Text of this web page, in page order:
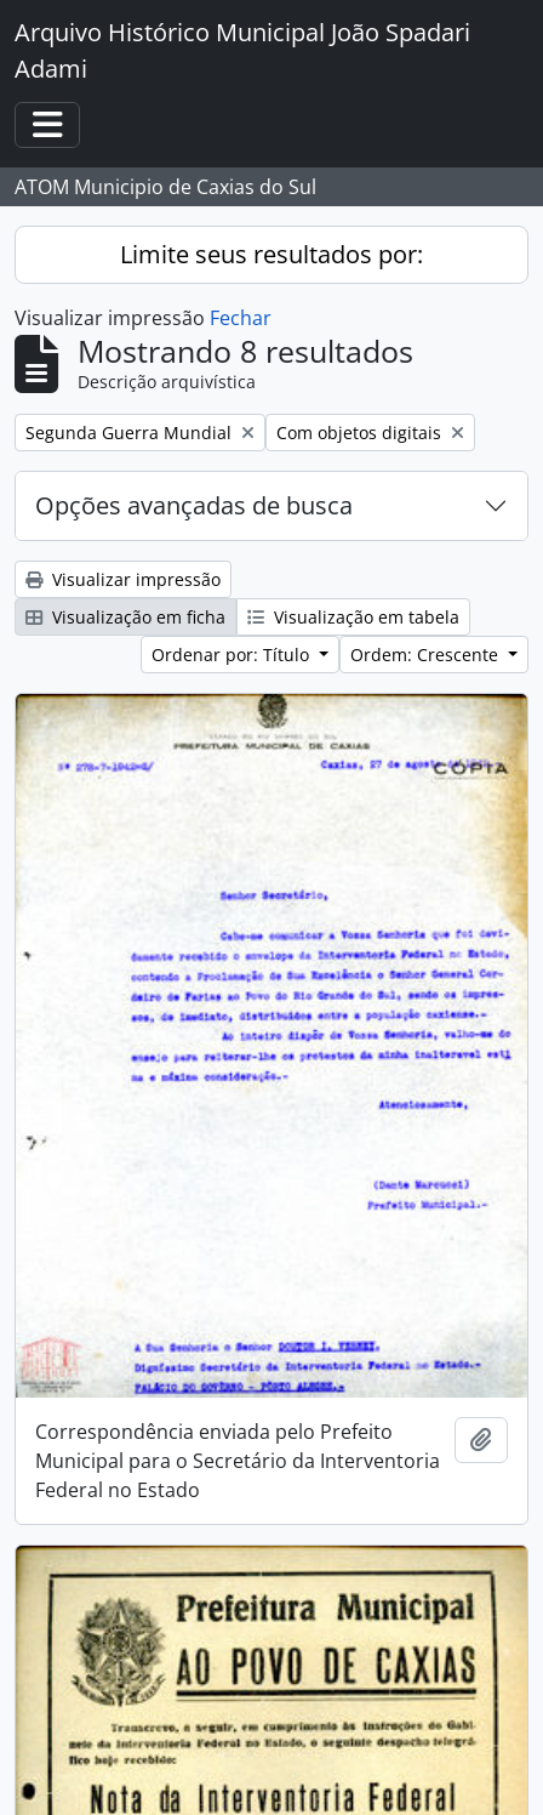
Skip to main content
Arquivo Histórico Municipal João Spadari
Adami
Toggle navigation
ATOM Municipio de Caxias do Sul
Limite seus resultados por:
Visualizar impressão Fechar
Mostrando 8 resultados
Descrição arquivística
Remover filtro:
Segunda Guerra Mundial Remover filtro:
Com objetos digitais
Opções avançadas de busca
Visualizar impressão
Visualização em ficha
Visualização em tabela
Ordenar por: Título
Ordem: Crescente
Correspondência enviada pelo Prefeito
Municipal para o Secretário da Interventoria
Federal no Estado